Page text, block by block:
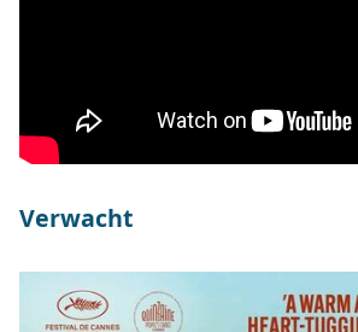
Verwacht